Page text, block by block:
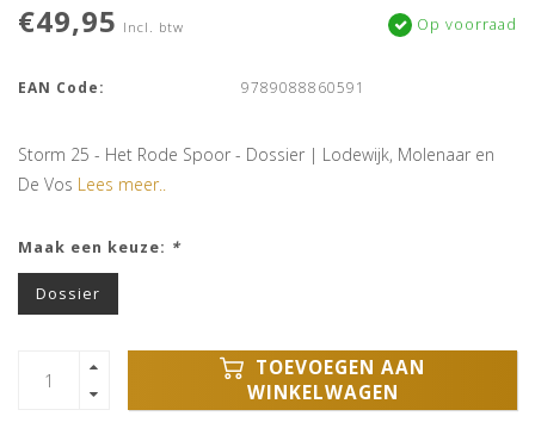
€49,95 Incl. btw Op voorraad
EAN Code: 9789088860591
Storm 25 - Het Rode Spoor - Dossier | Lodewijk, Molenaar en
De Vos Lees meer..
Maak een keuze: *
Dossier
TOEVOEGEN AAN
WINKELWAGEN